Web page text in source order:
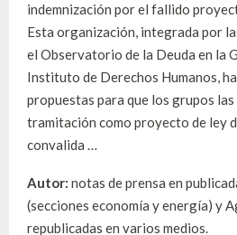
indemnización por el fallido
Esta organización, integrada por
el Observatorio de la Deuda en la
Instituto de Derechos Humanos,
propuestas para que los grupos
tramitación como proyecto de ley
convalida …
Autor: notas de prensa en
(secciones economía y energía) y
republicadas en varios medios.